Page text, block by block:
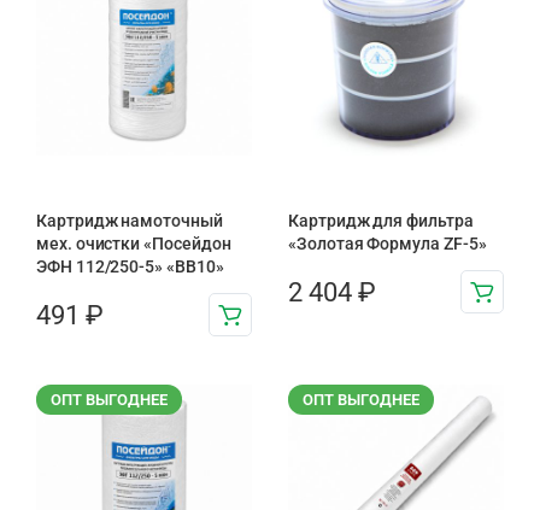
Картридж намоточный
мех. очистки «Посейдон
ЭФН 112/250-5» «BB10»
491 ₽
Картридж для фильтра
«Золотая Формула ZF-5»
2 404 ₽
ОПТ ВЫГОДНЕЕ ОПТ ВЫГОДНЕЕ